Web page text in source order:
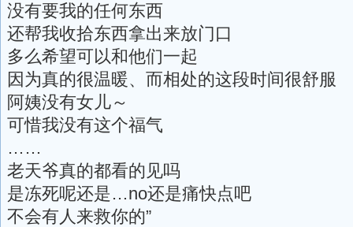
没有要我的任何东西
还帮我收拾东西拿出来放门口
多么希望可以和他们一起
因为真的很温暖、而相处的这段时间很舒服
阿姨没有女儿～
可惜我没有这个福气
……
老天爷真的都看的见吗
是冻死呢还是…no还是痛快点吧
不会有人来救你的”